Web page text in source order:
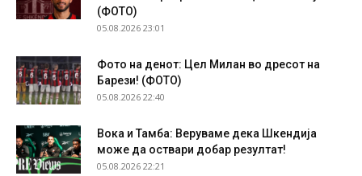
(ФОТО)
05.08.2026 23:01
Фото на денот: Цел Милан во дресот на
Барези! (ФОТО)
05.08.2026 22:40
Вока и Тамба: Веруваме дека Шкендија
може да оствари добар резултат!
05.08.2026 22:21